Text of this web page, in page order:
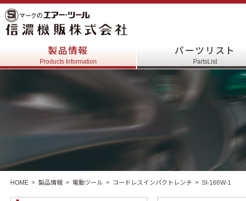
製品情報
Products Information
パーツリスト
PartsList
HOME 製品情報 電動ツール コードレスインパクトレンチ SI-166W-1